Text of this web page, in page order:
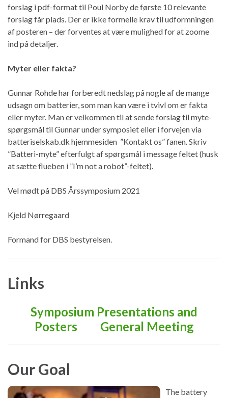
forslag i pdf-format til Poul Norby de første 10 relevante
forslag får plads. Der er ikke formelle krav til udformningen
af posteren – der forventes at være mulighed for at zoome
ind på detaljer.
Myter eller fakta?
Gunnar Rohde har forberedt nedslag på nogle af de mange
udsagn om batterier, som man kan være i tvivl om er fakta
eller myter. Man er velkommen til at sende forslag til myte-
spørgsmål til Gunnar under symposiet eller i forvejen via
batteriselskab.dk hjemmesiden ”Kontakt os” fanen. Skriv
”Batteri-myte” efterfulgt af spørgsmål i message feltet (husk
at sætte flueben i ”I’m not a robot”-feltet).
Vel mødt på DBS Årssymposium 2021
Kjeld Nørregaard
Formand for DBS bestyrelsen.
Links
Symposium Presentations and
Posters
General Meeting
Our Goal
The battery